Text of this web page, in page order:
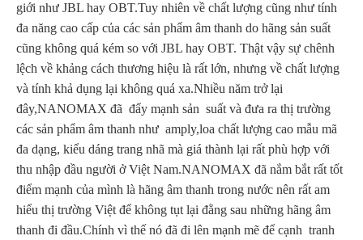
giới như JBL hay OBT.Tuy nhiên về chất lượng cũng như tính
đa năng cao cấp của các sản phẩm âm thanh do hãng sản suất
cũng không quá kém so với JBL hay OBT. Thật vậy sự chênh
lệch về khảng cách thương hiệu là rất lớn, nhưng về chất lượng
và tính khả dụng lại không quá xa.Nhiều năm trở lại
đây,NANOMAX đã đẩy mạnh sản suất và đưa ra thị trường
các sản phẩm âm thanh như amply,loa chất lượng cao mẫu mã
đa dạng, kiểu dáng trang nhã mà giá thành lại rất phù hợp với
thu nhập đầu người ở Việt Nam.NANOMAX đã nắm bắt rất tốt
điểm mạnh của mình là hãng âm thanh trong nước nên rất am
hiểu thị trường Việt để không tụt lại đằng sau những hãng âm
thanh đi đầu.Chính vì thế nó đã đi lên mạnh mẽ để cạnh tranh